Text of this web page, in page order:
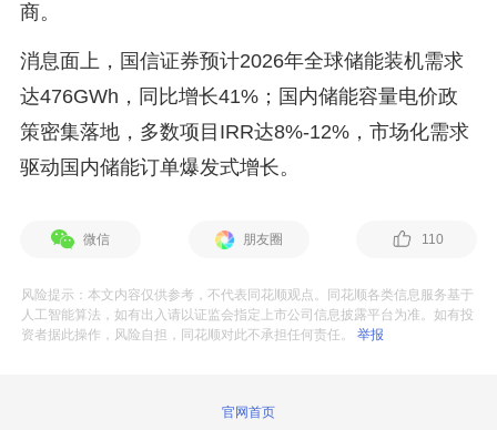
商。
消息面上，国信证券预计2026年全球储能装机需求
达476GWh，同比增长41%；国内储能容量电价政
策密集落地，多数项目IRR达8%-12%，市场化需求
驱动国内储能订单爆发式增长。
微信 朋友圈 110
风险提示：本文内容仅供参考，不代表同花顺观点。同花顺各类信息服务基于
人工智能算法，如有出入请以证监会指定上市公司信息披露平台为准。如有投
资者据此操作，风险自担，同花顺对此不承担任何责任。举报
官网首页